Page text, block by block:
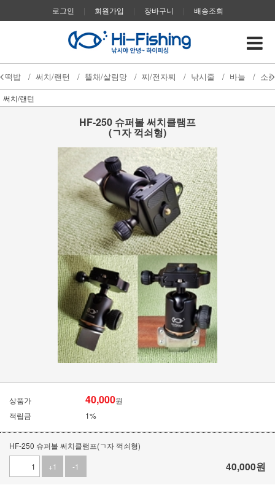
로그인 | 회원가입 | 장바구니 | 배송조회
떡밥 / 써치/랜턴 / 뜰채/살림망 / 찌/전자찌 / 낚시줄 / 바늘 / 소
써치/랜턴
HF-250 슈퍼볼 써치클램프
(ㄱ자 꺽쇠형)
상품가 40,000원
적립금
1%
HF-250 슈퍼볼 써치클램프(ㄱ자 꺽쇠형)
+1
-1 40,000원